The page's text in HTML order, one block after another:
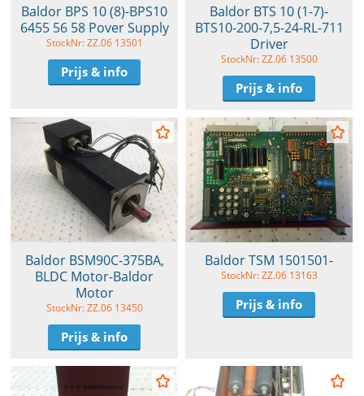
Baldor BPS 10 (8)-BPS10
6455 56 58 Pover Supply
StockNr: ZZ.06 13501
Prijs & info
Baldor BTS 10 (1-7)-
BTS10-200-7,5-24-RL-711
Driver
StockNr: ZZ.06 13500
Prijs & info
Baldor BSM90C-375BA,
BLDC Motor-Baldor
Motor
StockNr: ZZ.06 13450
Prijs & info
Baldor TSM 1501501-
StockNr: ZZ.06 13163
Prijs & info